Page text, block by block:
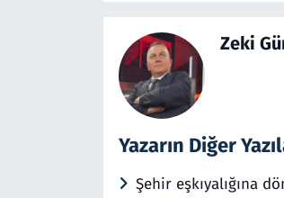
Zeki
Yazarın Diğer
Şehir eşkıyalığına